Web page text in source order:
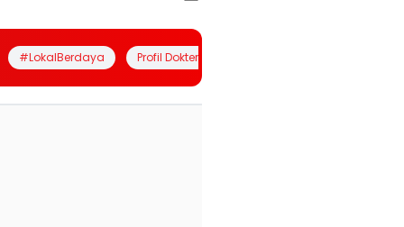
#LokalBerdaya Profil Dokter